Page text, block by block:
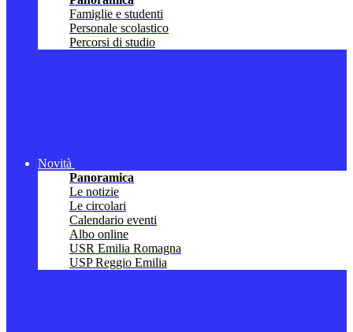
Famiglie e studenti
Personale scolastico
Percorsi di studio
Novità
Panoramica
Le notizie
Le circolari
Calendario eventi
Albo online
USR Emilia Romagna
USP Reggio Emilia